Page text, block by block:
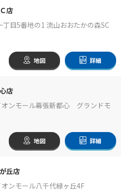
店
目5番地の1 流山おおたかの森SC
地図 詳細
店
ンモール幕張新都心 グランドモ
地図 詳細
丘店
ンモール八千代緑ヶ丘4F